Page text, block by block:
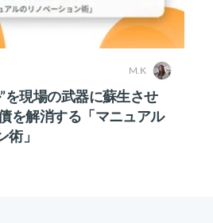
M.K
を現場の武器に蘇生させ
を解消する「マニュアル
」